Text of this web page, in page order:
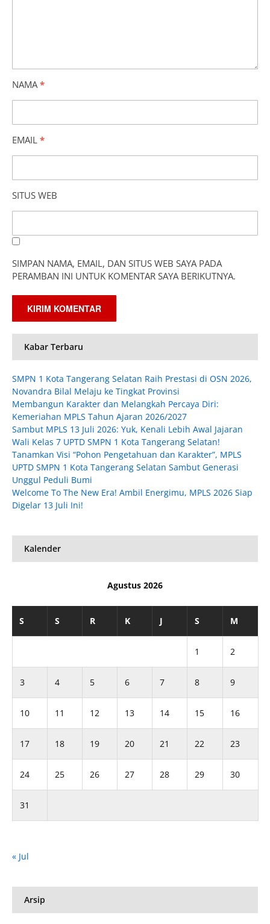
NAMA *
EMAIL *
SITUS WEB
SIMPAN NAMA, EMAIL, DAN SITUS WEB SAYA PADA
PERAMBAN INI UNTUK KOMENTAR SAYA BERIKUTNYA.
Kabar Terbaru
SMPN 1 Kota Tangerang Selatan Raih Prestasi di OSN 2026,
Novandra Bilal Melaju ke Tingkat Provinsi
Membangun Karakter dan Melangkah Percaya Diri:
Kemeriahan MPLS Tahun Ajaran 2026/2027
Sambut MPLS 13 Juli 2026: Yuk, Kenali Lebih Awal Jajaran
Wali Kelas 7 UPTD SMPN 1 Kota Tangerang Selatan!
Tanamkan Visi “Pohon Pengetahuan dan Karakter”, MPLS
UPTD SMPN 1 Kota Tangerang Selatan Sambut Generasi
Unggul Peduli Bumi
Welcome To The New Era! Ambil Energimu, MPLS 2026 Siap
Digelar 13 Juli Ini!
Kalender
Agustus 2026
S S R K J S M
1 2
3 4 5 6 7 8 9
10 11 12 13 14 15 16
17 18 19 20 21 22 23
24 25 26 27 28 29 30
31
« Jul
Arsip